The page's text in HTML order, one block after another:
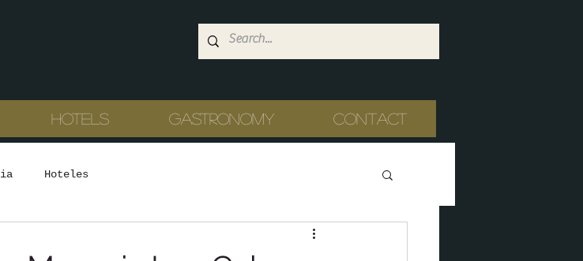
Hotels Gastronomy Contact
Hoteles